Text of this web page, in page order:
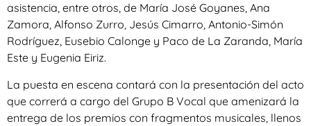
asistencia, entre otros, de María José Goyanes, Ana
Zamora, Alfonso Zurro, Jesús Cimarro, Antonio-Simón
Rodríguez, Eusebio Calonge y Paco de La Zaranda, María
Este y Eugenia Eiriz.
La puesta en escena contará con la presentación del acto
que correrá a cargo del Grupo B Vocal que amenizará la
entrega de los premios con fragmentos musicales, llenos